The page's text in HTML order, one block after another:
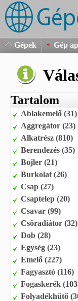
Gépek
Gép
Tartalom
Ablakemelő (31)
Aggregátor (23)
Alkatrész (810)
Berendezés (35)
Bojler (21)
Burkolat (26)
Csap (27)
Csaptelep (20)
Csavar (99)
Csőradiátor (32)
Dob (28)
Egység (23)
Emelő (227)
Fagyasztó (116)
Fogaskerék
Folyadékhűtő